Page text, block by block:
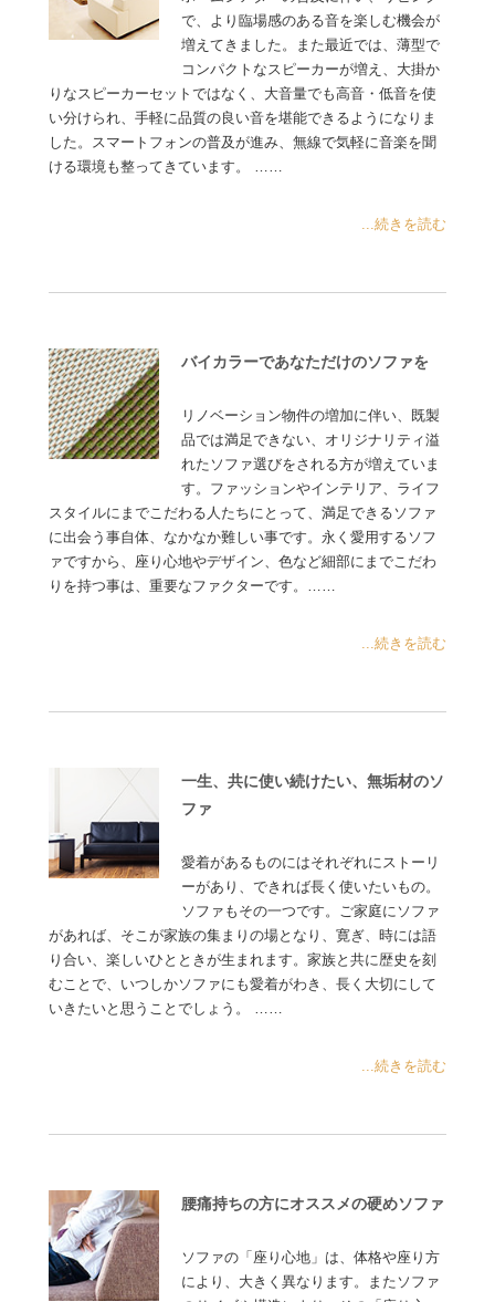
で、より臨場感のある音を楽しむ機会が
増えてきました。また最近では、薄型で
コンパクトなスピーカーが増え、大掛か
りなスピーカーセットではなく、大音量でも高音・低音を使
い分けられ、手軽に品質の良い音を堪能できるようになりま
した。スマートフォンの普及が進み、無線で気軽に音楽を聞
ける環境も整ってきています。 ……
...続きを読む
バイカラーであなただけのソファを
リノベーション物件の増加に伴い、既製
品では満足できない、オリジナリティ溢
れたソファ選びをされる方が増えていま
す。ファッションやインテリア、ライフ
スタイルにまでこだわる人たちにとって、満足できるソファ
に出会う事自体、なかなか難しい事です。永く愛用するソフ
ァですから、座り心地やデザイン、色など細部にまでこだわ
りを持つ事は、重要なファクターです。……
...続きを読む
一生、共に使い続けたい、無垢材のソ
ファ
愛着があるものにはそれぞれにストーリ
ーがあり、できれば長く使いたいもの。
ソファもその一つです。ご家庭にソファ
があれば、そこが家族の集まりの場となり、寛ぎ、時には語
り合い、楽しいひとときが生まれます。家族と共に歴史を刻
むことで、いつしかソファにも愛着がわき、長く大切にして
いきたいと思うことでしょう。 ……
...続きを読む
腰痛持ちの方にオススメの硬めソファ
ソファの「座り心地」は、体格や座り方
により、大きく異なります。またソファ